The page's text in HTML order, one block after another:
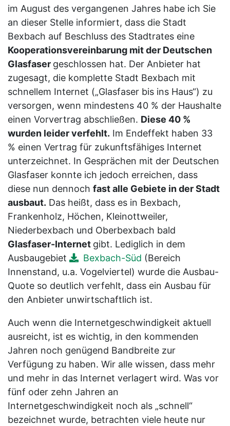
im August des vergangenen Jahres habe ich Sie
an dieser Stelle informiert, dass die Stadt
Bexbach auf Beschluss des Stadtrates eine
Kooperationsvereinbarung mit der Deutschen
Glasfaser geschlossen hat. Der Anbieter hat
zugesagt, die komplette Stadt Bexbach mit
schnellem Internet („Glasfaser bis ins Haus“) zu
versorgen, wenn mindestens 40 % der Haushalte
einen Vorvertrag abschließen. Diese 40 %
wurden leider verfehlt. Im Endeffekt haben 33
% einen Vertrag für zukunftsfähiges Internet
unterzeichnet. In Gesprächen mit der Deutschen
Glasfaser konnte ich jedoch erreichen, dass
diese nun dennoch fast alle Gebiete in der Stadt
ausbaut. Das heißt, dass es in Bexbach,
Frankenholz, Höchen, Kleinottweiler,
Niederbexbach und Oberbexbach bald
Glasfaser-Internet gibt. Lediglich in dem
Ausbaugebiet
Bexbach-Süd (Bereich
Innenstand, u.a. Vogelviertel) wurde die Ausbau-
Quote so deutlich verfehlt, dass ein Ausbau für
den Anbieter unwirtschaftlich ist.
Auch wenn die Internetgeschwindigkeit aktuell
ausreicht, ist es wichtig, in den kommenden
Jahren noch genügend Bandbreite zur
Verfügung zu haben. Wir alle wissen, dass mehr
und mehr in das Internet verlagert wird. Was vor
fünf oder zehn Jahren an
Internetgeschwindigkeit noch als „schnell“
bezeichnet wurde, betrachten viele heute nur